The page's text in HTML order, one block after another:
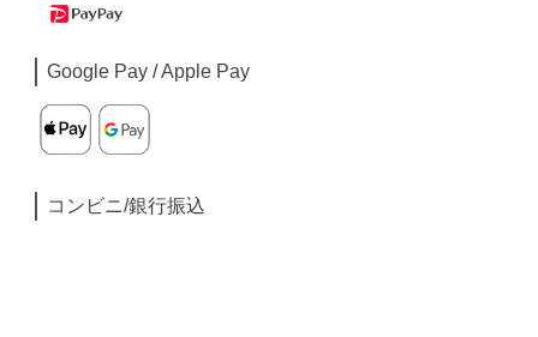
Google Pay / Apple Pay
コンビニ/銀行振込